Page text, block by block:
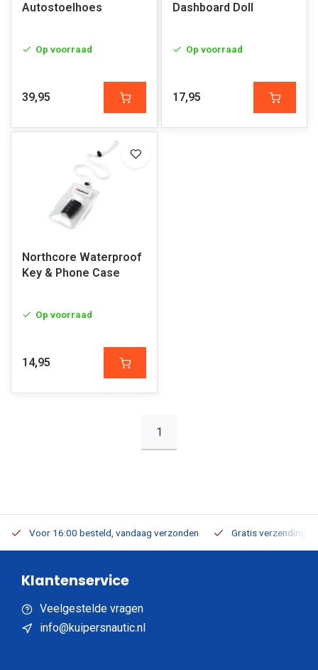
Autostoelhoes
Op voorraad
39,95
Dashboard Doll
Op voorraad
17,95
Northcore Waterproof
Key & Phone Case
Op voorraad
14,95
1
Voor 16:00 besteld, vandaag verzonden Gratis verzending
Klantenservice
Veelgestelde vragen
info@kuipersnautic.nl